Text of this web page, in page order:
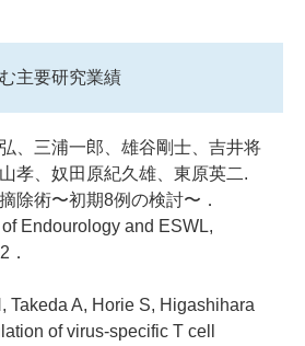
主要研究業績
、三浦一郎、雄谷剛士、吉井将
孝、奴田原紀久雄、東原英二.
除術〜初期8例の検討〜．
Endourology and ESWL,
．
Takeda A, Horie S, Higashihara
of virus-specific T cell